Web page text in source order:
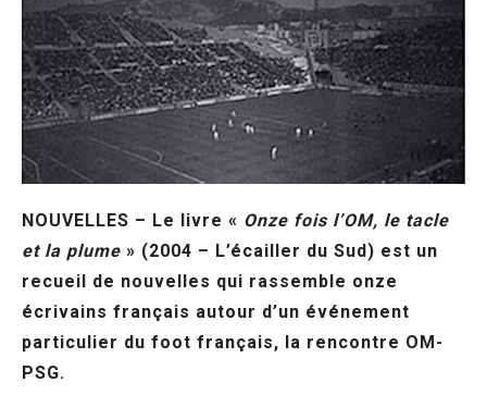
NOUVELLES – Le livre « Onze fois l’OM, le tacle
et la plume » (2004 – L’écailler du Sud) est un
recueil de nouvelles qui rassemble onze
écrivains français autour d’un événement
particulier du foot français, la rencontre OM-
PSG.